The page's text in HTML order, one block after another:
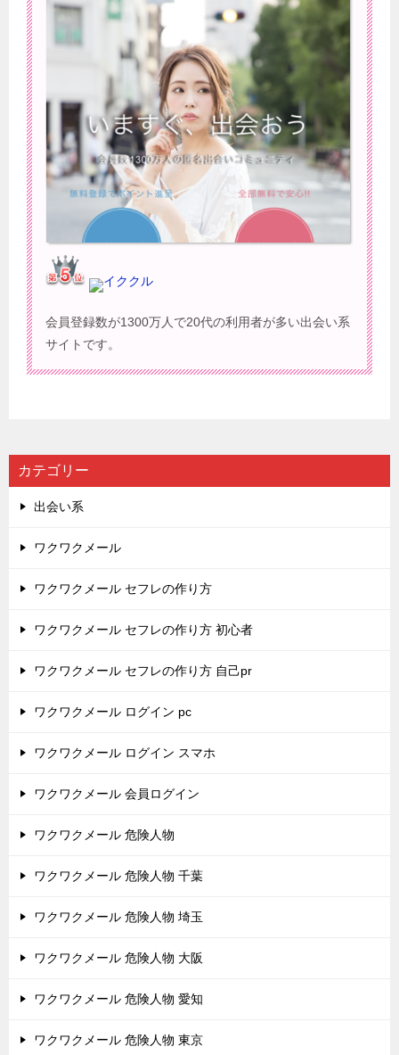
イククル
会員登録数が1300万人で20代の利用者が多い出会い系
サイトです。
カテゴリー
出会い系
ワクワクメール
ワクワクメール セフレの作り方
ワクワクメール セフレの作り方 初心者
ワクワクメール セフレの作り方 自己pr
ワクワクメール ログイン pc
ワクワクメール ログイン スマホ
ワクワクメール 会員ログイン
ワクワクメール 危険人物
ワクワクメール 危険人物 千葉
ワクワクメール 危険人物 埼玉
ワクワクメール 危険人物 大阪
ワクワクメール 危険人物 愛知
ワクワクメール 危険人物 東京